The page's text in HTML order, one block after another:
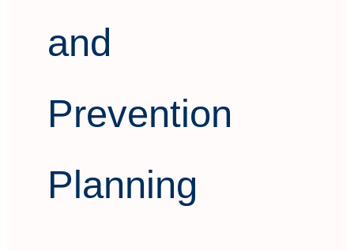
and
Prevention
Planning